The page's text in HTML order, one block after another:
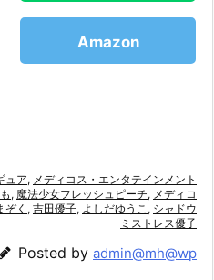
Amazon
ュア, メディコス・エンタテインメント
, 魔法少女フレッシュピーチ, メディコ
ぞく , 吉田優子, よしだゆうこ , シャドウ
ミストレス優子
Posted by admin@mh@wp